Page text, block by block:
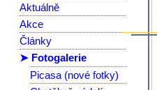
Aktuálně
Akce
Články
➤ Fotogalerie
Picasa (nové fotky)